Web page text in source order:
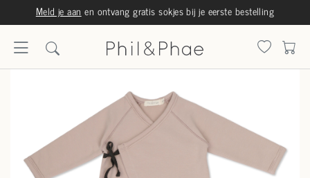
Meld je aan en ontvang gratis sokjes bij je eerste bestelling